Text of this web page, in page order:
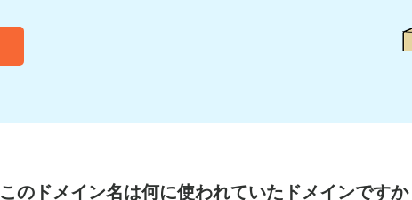
このドメイン名は何に使われていたドメインですか